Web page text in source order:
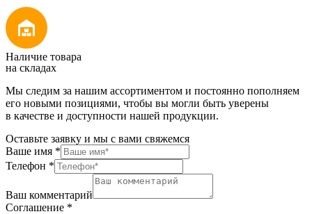
Наличие товара
на складах
Мы следим за нашим ассортиментом и постоянно пополняем
его новыми позициями, чтобы вы могли быть уверены
в качестве и доступности нашей продукции.
Оставьте заявку и мы с вами свяжемся
Ваше имя *
Телефон *
Ваш комментарий
Соглашение *